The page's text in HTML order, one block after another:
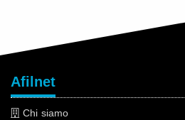
Afilnet
Chi siamo